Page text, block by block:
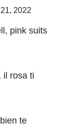
2022
pink suits
il rosa ti
te